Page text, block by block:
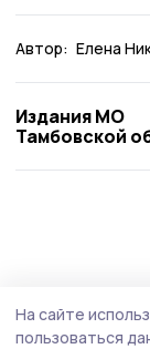
Автор: Елена
Издания МО
Тамбовской
На сайте
пользоваться